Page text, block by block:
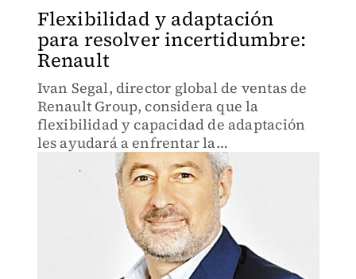
Flexibilidad y adaptación
para resolver incertidumbre:
Renault
Ivan Segal, director global de ventas de
Renault Group, considera que la
flexibilidad y capacidad de adaptación
les ayudará a enfrentar la
incertidumbre global por aranceles